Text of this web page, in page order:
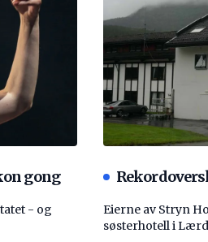
gong
- og
Eierne av Stryn
søsterhotell i